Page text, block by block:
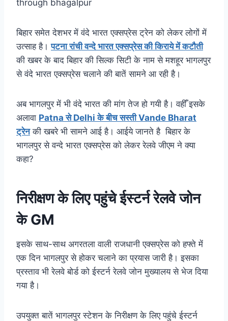
बिहार समेत देशभर में वंदे भारत एक्सप्रेस ट्रेन को लेकर लोगों में
उत्साह है।पटना रांची वन्दे भारत एक्सप्रेस की किराये में कटौती
की खबर के बाद बिहार की सिल्क सिटी के नाम से मशहूर भागलपुर
से वंदे भारत एक्सप्रेस चलाने की बातें सामने आ रही है।
अब भागलपुर में भी वंदे भारत की मांग तेज हो गयी है। वहीँ इसके
अलावा Patna से Delhi के बीच सस्ती Vande Bharat
ट्रेनकी खबरे भी सामने आई है। आईये जानते है बिहार के
भागलपुर से वन्दे भारत एक्सप्रेस को लेकर रेलवे जीएम ने क्या
कहा?
निरीक्षण के लिए पहुंचे ईस्टर्न रेलवे जोन
के GM
इसके साथ-साथ अगरतला वाली राजधानी एक्सप्रेस को हफ्ते में
एक दिन भागलपुर से होकर चलाने का प्रयास जारी है। इसका
प्रस्ताव भी रेलवे बोर्ड को ईस्टर्न रेलवे जोन मुख्यालय से भेज दिया
गया है।
उपयुक्त बातें भागलपुर स्टेशन के निरीक्षण के लिए पहुंचे ईस्टर्न